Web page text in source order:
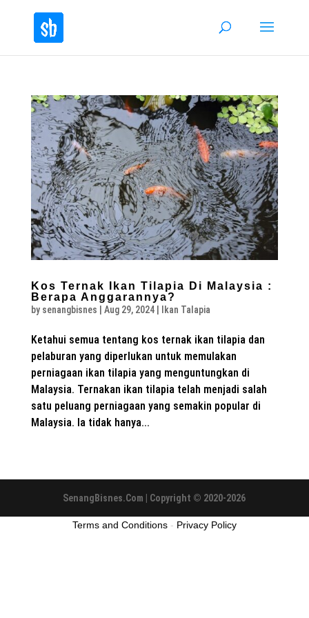
Kos Ternak Ikan Tilapia Di Malaysia :
Berapa Anggarannya?
by senangbisnes Aug 29, 2024| Ikan Talapia
Ketahui semua tentang kos ternak ikan tilapia dan
pelaburan yang diperlukan untuk memulakan
perniagaan ikan tilapia yang menguntungkan di
Malaysia. Ternakan ikan tilapia telah menjadi salah
satu peluang perniagaan yang semakin popular di
Malaysia. Ia tidak hanya...
SenangBisnes.Com | Copyright © 2020-2026
Terms and Conditions - Privacy Policy